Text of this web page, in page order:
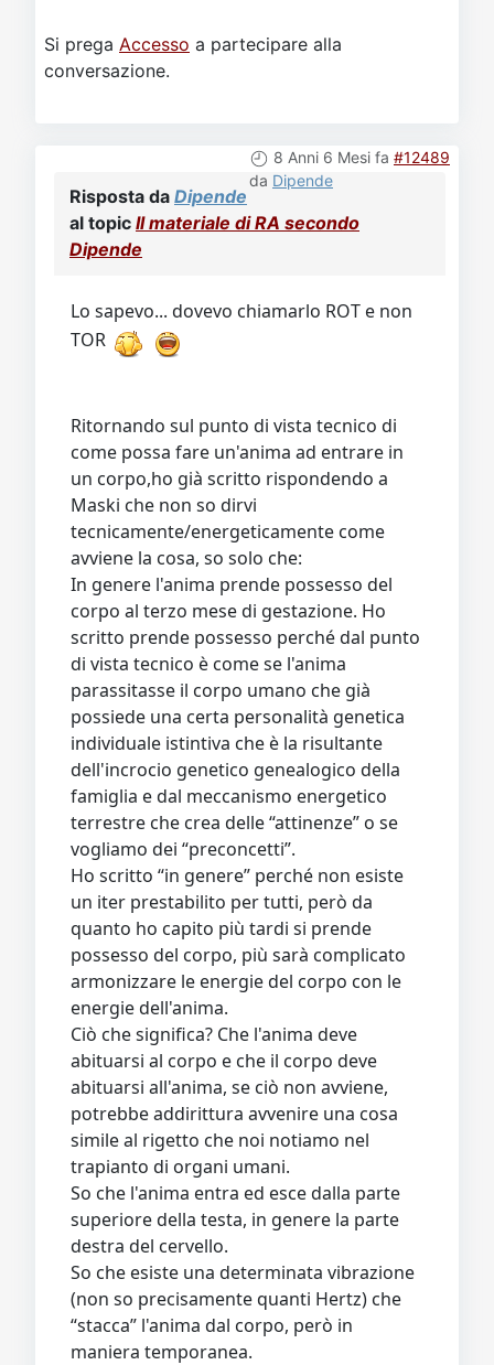
Si prega Accesso a partecipare alla
conversazione.
8 Anni 6 Mesi fa #12489
da Dipende
Risposta da Dipende
al topic Il materiale di RA secondo
Dipende
Lo sapevo... dovevo chiamarlo ROT e non
TOR
Ritornando sul punto di vista tecnico di
come possa fare un'anima ad entrare in
un corpo,ho già scritto rispondendo a
Maski che non so dirvi
tecnicamente/energeticamente come
avviene la cosa, so solo che:
In genere l'anima prende possesso del
corpo al terzo mese di gestazione. Ho
scritto prende possesso perché dal punto
di vista tecnico è come se l'anima
parassitasse il corpo umano che già
possiede una certa personalità genetica
individuale istintiva che è la risultante
dell'incrocio genetico genealogico della
famiglia e dal meccanismo energetico
terrestre che crea delle “attinenze” o se
vogliamo dei “preconcetti”.
Ho scritto “in genere” perché non esiste
un iter prestabilito per tutti, però da
quanto ho capito più tardi si prende
possesso del corpo, più sarà complicato
armonizzare le energie del corpo con le
energie dell'anima.
Ciò che significa? Che l'anima deve
abituarsi al corpo e che il corpo deve
abituarsi all'anima, se ciò non avviene,
potrebbe addirittura avvenire una cosa
simile al rigetto che noi notiamo nel
trapianto di organi umani.
So che l'anima entra ed esce dalla parte
superiore della testa, in genere la parte
destra del cervello.
So che esiste una determinata vibrazione
(non so precisamente quanti Hertz) che
“stacca” l'anima dal corpo, però in
maniera temporanea.